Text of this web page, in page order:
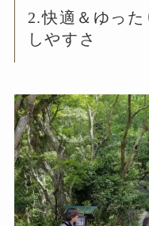
2.快適＆ゆっ
しやすさ